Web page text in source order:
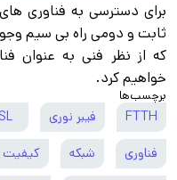
برای دسترسی به فناوری
ثابت و دومی راه بی سیم
خواهیم کرد.
برچسب‌ها
FTTH فیبر نوری SHDSL
فناوری شبکه کیفیت